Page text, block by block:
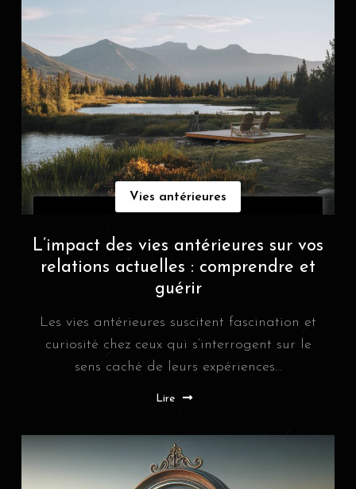
Vies antérieures
L’impact des vies antérieures sur vos
relations actuelles : comprendre et
guérir
Les vies antérieures suscitent fascination et
curiosité chez ceux qui s’interrogent sur le
sens caché de leurs expériences...
Lire